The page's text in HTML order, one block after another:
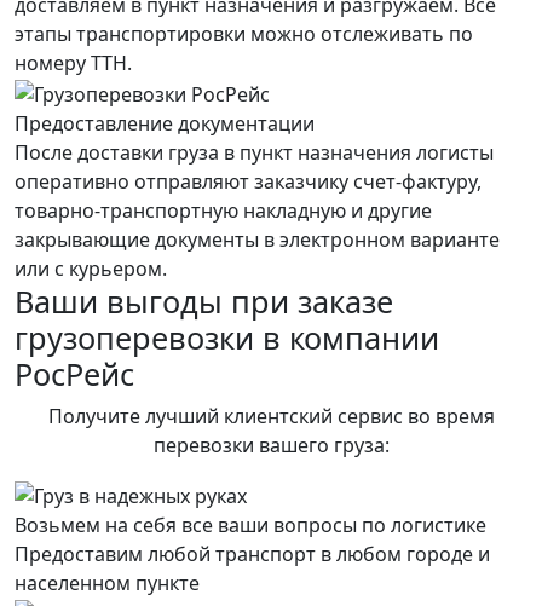
этапы транспортировки можно отслеживать по
номеру ТТН.
Предоставление документации
После доставки груза в пункт назначения логисты
оперативно отправляют заказчику счет-фактуру,
товарно-транспортную накладную и другие
закрывающие документы в электронном варианте
или с курьером.
Ваши выгоды при заказе
грузоперевозки в компании
РосРейс
Получите лучший клиентский сервис во время
перевозки вашего груза:
Возьмем на себя все ваши вопросы по логистике
Предоставим любой транспорт в любом городе и
населенном пункте